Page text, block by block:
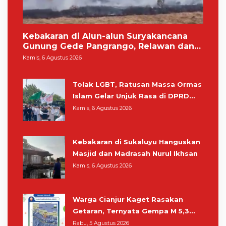
Kebakaran di Alun-alun Suryakancana
Gunung Gede Pangrango, Relawan dan
Warga Masih Bersiaga
Kamis, 6 Agustus 2026
Tolak LGBT, Ratusan Massa Ormas
Islam Gelar Unjuk Rasa di DPRD
Cianjur
Kamis, 6 Agustus 2026
Kebakaran di Sukaluyu Hanguskan
Masjid dan Madrasah Nurul Ikhsan
Kamis, 6 Agustus 2026
Warga Cianjur Kaget Rasakan
Getaran, Ternyata Gempa M 5,3
Berpusat di Pangandaran
Rabu, 5 Agustus 2026